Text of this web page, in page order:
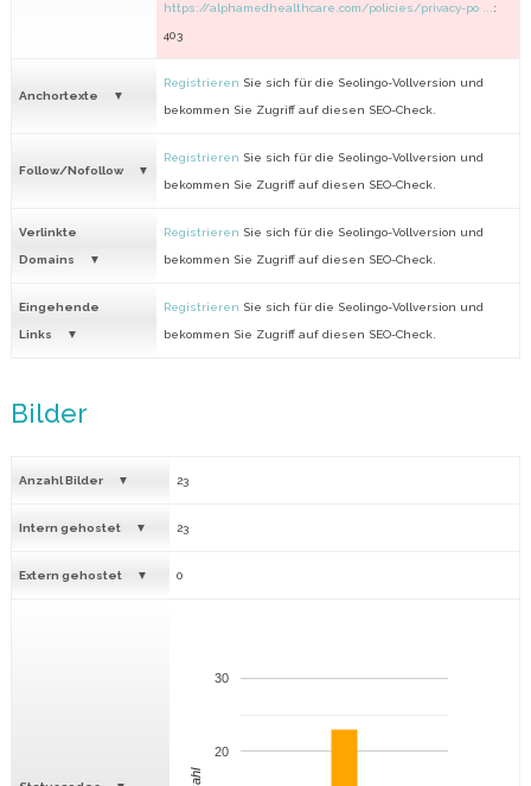
https://alphamedhealthcare.com/policies/privacy-po ... :
403
Anchortexte
Registrieren Sie sich für die Seolingo-Vollversion und
bekommen Sie Zugriff auf diesen SEO-Check.
Follow/Nofollow
Registrieren Sie sich für die Seolingo-Vollversion und
bekommen Sie Zugriff auf diesen SEO-Check.
Verlinkte
Domains
Registrieren Sie sich für die Seolingo-Vollversion und
bekommen Sie Zugriff auf diesen SEO-Check.
Eingehende
Links
Registrieren Sie sich für die Seolingo-Vollversion und
bekommen Sie Zugriff auf diesen SEO-Check.
Bilder
Anzahl Bilder 23
Intern gehostet 23
Extern gehostet 0
20
30